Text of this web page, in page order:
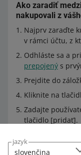
jazyk
Ako zaradiť
nakupovali z
Najprv zaraďte
v rámci účtu, z
Odhláste sa a
prepojený s
Prejdite do
Kliknite na
Zadajte
tlačidlo [pridať].
Ako odstrániť